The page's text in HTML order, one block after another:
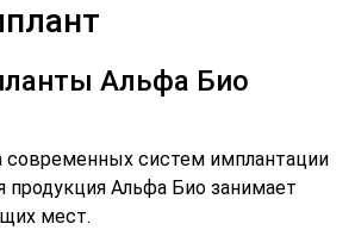
Альфа Био
систем имплантации
продукция Альфа Био занимает
мест.